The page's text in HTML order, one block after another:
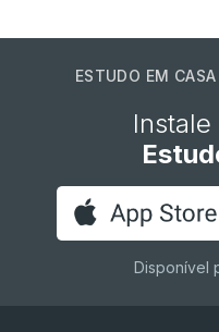
ESTUDO EM
Disponível